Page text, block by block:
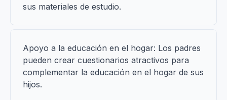
sus materiales de estudio.
Apoyo a la educación en el hogar: Los padres
pueden crear cuestionarios atractivos para
complementar la educación en el hogar de sus
hijos.